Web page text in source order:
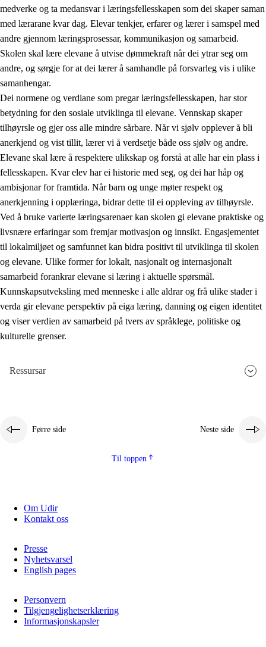
3.2 Undervisning og tilpassa opplæring
3.3 Samarbeid mellom heim og skole
3.4 Opplæring i lærebedrift og arbeidsliv
3.5 Profesjonsfellesskap og skoleutvikling
medverke og ta medansvar i læringsfellesskapen som dei skaper saman
med lærarane kvar dag. Elevar tenkjer, erfarer og lærer i samspel med
andre gjennom læringsprosessar, kommunikasjon og samarbeid.
Skolen skal lære elevane å utvise dømmekraft når dei ytrar seg om
andre, og sørgje for at dei lærer å samhandle på forsvarleg vis i ulike
samanhengar.
Dei normene og verdiane som pregar læringsfellesskapen, har stor
betydning for den sosiale utviklinga til elevane. Vennskap skaper
tilhøyrsle og gjer oss alle mindre sårbare. Når vi sjølv opplever å bli
anerkjend og vist tillit, lærer vi å verdsetje både oss sjølv og andre.
Elevane skal lære å respektere ulikskap og forstå at alle har ein plass i
fellesskapen. Kvar elev har ei historie med seg, og dei har håp og
ambisjonar for framtida. Når barn og unge møter respekt og
anerkjenning i opplæringa, bidrar dette til ei oppleving av tilhøyrsle.
Ved å bruke varierte læringsarenaer kan skolen gi elevane praktiske og
livsnære erfaringar som fremjar motivasjon og innsikt. Engasjementet
til lokalmiljøet og samfunnet kan bidra positivt til utviklinga til skolen
og elevane. Ulike former for lokalt, nasjonalt og internasjonalt
samarbeid forankrar elevane si læring i aktuelle spørsmål.
Kunnskapsutveksling med menneske i alle aldrar og frå ulike stader i
verda gir elevane perspektiv på eiga læring, danning og eigen identitet
og viser verdien av samarbeid på tvers av språklege, politiske og
kulturelle grenser.
Ressursar
Førre side Neste side
Til toppen
Om Udir
Kontakt oss
Presse
Nyhetsvarsel
English pages
Personvern
Tilgjengelighetserklæring
Informasjonskapsler